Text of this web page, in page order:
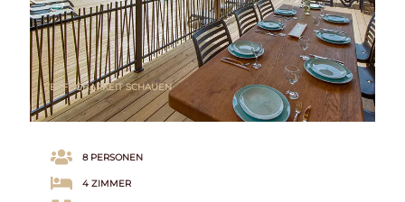
VERFÜGBARKEIT SCHAUEN
8 PERSONEN
4 ZIMMER